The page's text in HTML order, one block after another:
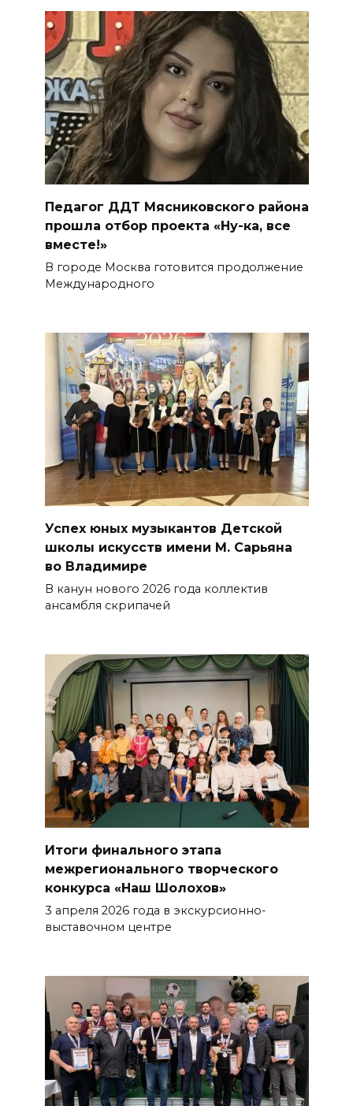
Педагог ДДТ Мясниковского района
прошла отбор проекта «Ну-ка, все
вместе!»
В городе Москва готовится продолжение
Международного
Успех юных музыкантов Детской
школы искусств имени М. Сарьяна
во Владимире
В канун нового 2026 года коллек­тив
ансамбля скрипачей
Итоги финального этапа
межрегионального творческого
конкурса «Наш Шолохов»
3 апреля 2026 года в экскурсионно-
выставочном центре